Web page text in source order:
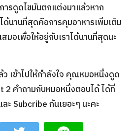
ารดูดไขมันตกแต่งมาแล้วหาก
นานที่สุดคือการคุมอาหารเพิ่มเติม
มอเพื่อให้อยู่กับเราได้นานที่สุดนะ
เข้าไปให้กำลังใจ คุณหมอหนึ่งดูด
2 คำถามกับหมอหนึ่งตอบได้ ได้ที่
ะ Subcribe กันเยอะๆ นะคะ